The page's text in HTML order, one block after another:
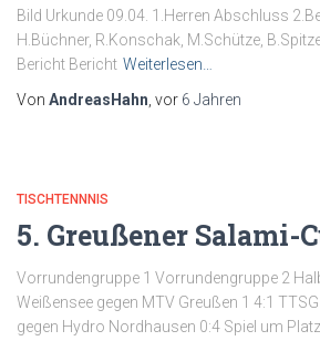
Bild Urkunde 09.04. 1.Herren Abschluss
H.Büchner, R.Konschak, M.Schütze,
Bericht Bericht Weiterlesen…
Von AndreasHahn , vor 6 Jahren
TISCHTENNNIS
5. Greußener Salami-
Vorrundengruppe 1 Vorrundengruppe 2
Weißensee gegen MTV Greußen 1 4:1
gegen Hydro Nordhausen 0:4 Spiel um